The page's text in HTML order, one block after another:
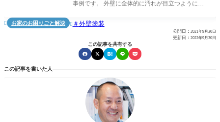
事例です。 外壁に全体的に汚れが目立つようにな
 お家のお困りごと解決  外壁塗装
公開日： 2021年9月30日
更新日： 2022年9月30日
この記事を共有する
この記事を書いた人